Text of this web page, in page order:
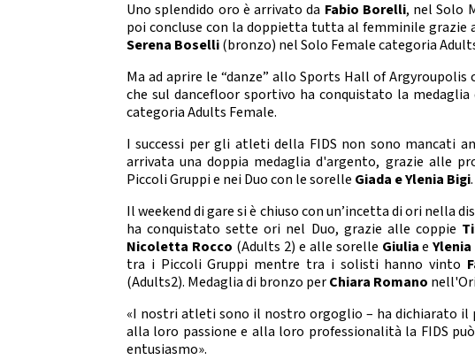
BENEMERENZE
DIRIGENTI SPORTIVI
UFFICIO STAMPA
GIUSTIZIA SPORTIVA
Regolamento
Componenti e recapiti
SAFEGUARDING
Policy
LOGO E PATROCINIO
Liscio
Folk
Frusta
Danze
Danza Classica
Modern
Jazz Dance
STREET E POP
Hip Hop
Electric
Street Show
Disco Dance
Uno splendido oro è arrivato da Fabio Borelli, nel Solo
poi concluse con la doppietta tutta al femminile grazie
Serena Boselli(bronzo) nel Solo Female categoria
Ma ad aprire le “danze” allo Sports Hall of Argyroupolis
che sul dancefloor sportivo ha conquistato la medaglia
categoria Adults Female.
I successi per gli atleti della FIDS non sono mancati
arrivata una doppia medaglia d'argento, grazie alle
Piccoli Gruppi e nei Duo con le sorelle Giada e Ylenia Bigi.
Il weekend di gare si è chiuso con un’incetta di ori nella
ha conquistato sette ori nel Duo, grazie alle coppie
Nicoletta Rocco (Adults 2) e alle sorelle Giuliae
tra i Piccoli Gruppi mentre tra i solisti hanno vinto
(Adults2). Medaglia di bronzo perChiara Romano
«I nostri atleti sono il nostro orgoglio – ha dichiarato il
alla loro passione e alla loro professionalità la FIDS
entusiasmo».